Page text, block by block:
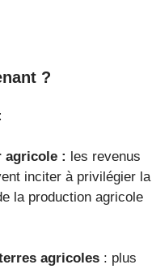
?
agricole : les revenus
inciter à privilégier la
la production agricole
agricoles : plus